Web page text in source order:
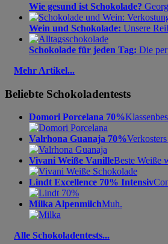
Wie gesund ist Schokolade?
Wein und Schokolade: Unsere
Schokolade für jeden Tag: Die
Mehr Artikel...
Beliebte Schokoladentests
Domori Porcelana 70%
Valrhona Guanaja 70%
Vivani Weiße VanilleBeste Weiße
Lindt Excellence 70% Intensiv
Milka AlpenmilchMuh.
Alle Schokoladentests...